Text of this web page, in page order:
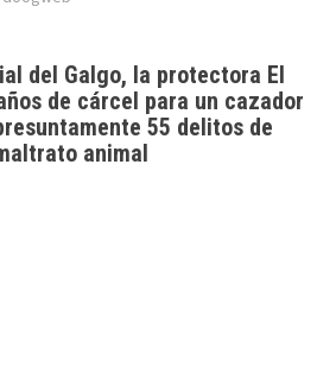
del Galgo, la protectora El
de cárcel para un cazador
55 delitos de
animal